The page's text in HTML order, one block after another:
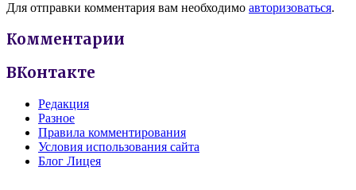
Для отправки комментария вам необходимо авторизоваться.
Комментарии
ВКонтакте
Редакция
Разное
Правила комментирования
Условия использования сайта
Блог Лицея